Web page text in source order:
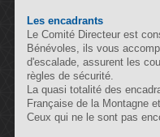
Les encadrants
Le Comité Directeur est
Bénévoles, ils vous
d'escalade, assurent les
règles de sécurité.
La quasi totalité des
Française de la Montagne
Ceux qui ne le sont pas